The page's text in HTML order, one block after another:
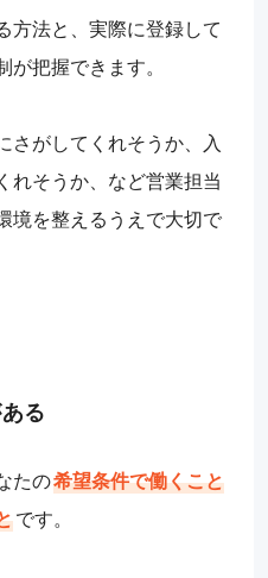
方法と、実際に登録して
把握できます。
さがしてくれそうか、入
れそうか、など営業担当
境を整えるうえで大切で
る
たの希望条件で働くこと
です。